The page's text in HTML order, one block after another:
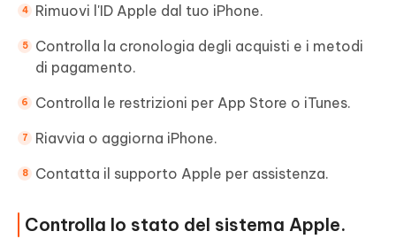
Rimuovi l'ID Apple dal tuo iPhone.
Controlla la cronologia degli acquisti e i metodi
di pagamento.
Controlla le restrizioni per App Store o iTunes.
Riavvia o aggiorna iPhone.
Contatta il supporto Apple per assistenza.
Controlla lo stato del sistema Apple.